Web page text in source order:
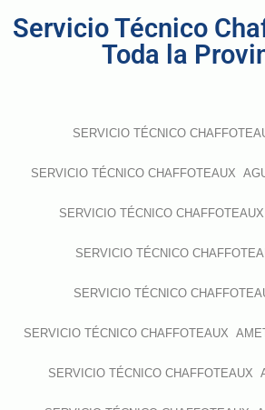
Servicio Técnico
Toda la
SERVICIO TÉCNICO
SERVICIO TÉCNICO CHAFFOTEAUX
SERVICIO TÉCNICO
SERVICIO TÉCNICO
SERVICIO TÉCNICO
SERVICIO TÉCNICO CHAFFOTEAUX
SERVICIO TÉCNICO CHAFFOTEAUX